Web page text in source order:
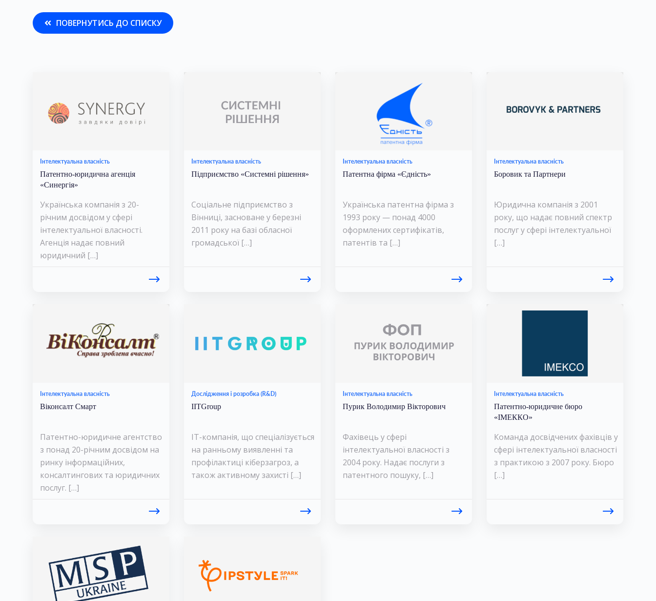
ПОВЕРНУТИСЬ ДО СПИСКУ
Інтелектуальна власність
Патентно-юридична агенція
«Синергія»
Українська компанія з 20-
річним досвідом у сфері
інтелектуальної власності.
Агенція надає повний
юридичний […]
Інтелектуальна власність
Підприємство «Системні рішення»
Соціальне підприємство з
Вінниці, засноване у березні
2011 року на базі обласної
громадської […]
Інтелектуальна власність
Патентна фірма «Єдність»
Українська патентна фірма з
1993 року — понад 4000
оформлених сертифікатів,
патентів та […]
Інтелектуальна власність
Боровик та Партнери
Юридична компанія з 2001
року, що надає повний спектр
послуг у сфері інтелектуальної
[…]
Інтелектуальна власність
Віконсалт Смарт
Патентно-юридичне агентство
з понад 20-річним досвідом на
ринку інформаційних,
консалтингових та юридичних
послуг. […]
Дослідження і розробка (R&D)
IITGroup
IT-компанія, що спеціалізується
на ранньому виявленні та
профілактиці кіберзагроз, а
також активному захисті […]
Інтелектуальна власність
Пурик Володимир Вікторович
Фахівець у сфері
інтелектуальної власності з
2004 року. Надає послуги з
патентного пошуку, […]
Інтелектуальна власність
Патентно-юридичне бюро
«ІМЕККО»
Команда досвідчених фахівців у
сфері інтелектуальної власності
з практикою з 2007 року. Бюро
[…]